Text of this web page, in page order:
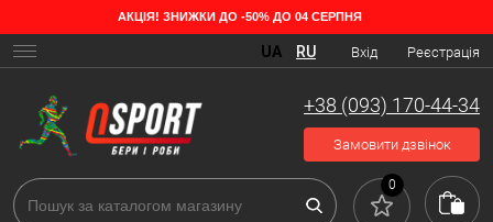
АКЦІЯ! ЗНИЖКИ ДО -50% ДО 04 СЕРПНЯ
Вхід Реєстрація
UA RU
+38 (093) 170-44-34
Замовити дзвінок
0